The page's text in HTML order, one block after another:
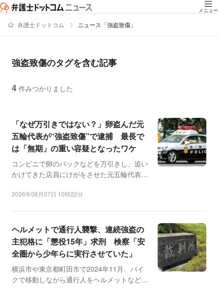
メニュー
弁護士ドットコム ニュース「強盗致傷」
強盗致傷のタグを含む記事
4 件みつかりました
「なぜ万引きではない？」卵盗んだ元
五輪代表が“強盗致傷”で逮捕 最長で
は「無期」の重い容疑となったワケ
コンビニで卵のパックなどを万引きし、追い
かけてきた店員にけがをさせた元五輪代表の
2026年08月07日 10時22分
ヘルメットで通行人襲撃、連続強盗の
主犯格に「懲役15年」求刑 検察「安
全圏から少年らに実行させていた」
横浜市や東京都町田市で2024年11月、バイ
クで移動しながら通行人をヘルメットなどで